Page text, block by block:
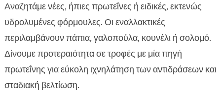
Αναζητάμε νέες, ήπιες πρωτεΐνες ή ειδικές, εκτενώς
υδρολυμένες φόρμουλες. Οι εναλλακτικές
περιλαμβάνουν πάπια, γαλοπούλα, κουνέλι ή σολομό.
Δίνουμε προτεραιότητα σε τροφές με μία πηγή
πρωτεΐνης για εύκολη ιχνηλάτηση των αντιδράσεων και
σταδιακή βελτίωση.